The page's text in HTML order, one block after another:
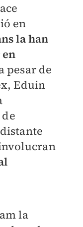
en
la han
pesar de
Eduin
la